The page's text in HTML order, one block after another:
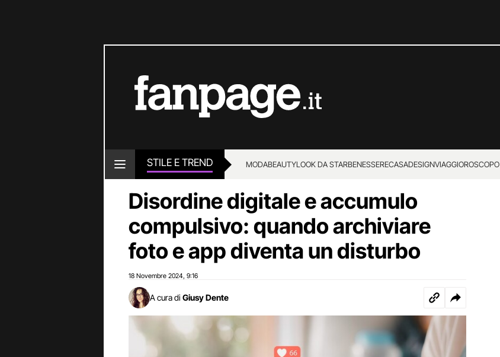
STILE E TREND MODABEAUTYLOOK DA STARBENESSERECASADESIGNVIAGGIOROSCOPO
Disordine digitale e accumulo
compulsivo: quando archiviare
foto e app diventa un disturbo
18 Novembre 2024 9:16
A cura di Giusy Dente